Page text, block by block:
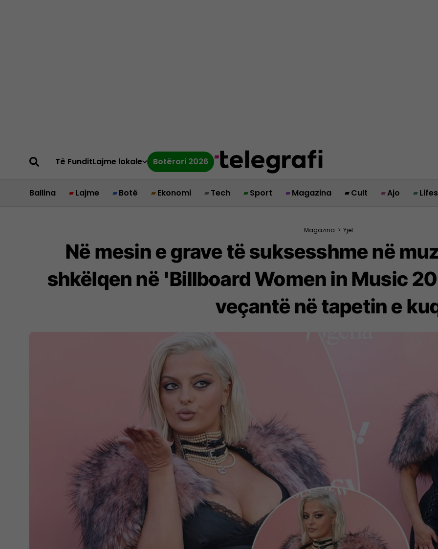
Të FunditLajme lokale Botërori 2026
Ballina Lajme Botë Ekonomi Tech Sport Magazina Cult Ajo
Magazina > Yjet
Në mesin e grave të suksesshme në
shkëlqen në 'Billboard Women in Music
veçantë në tapetin e